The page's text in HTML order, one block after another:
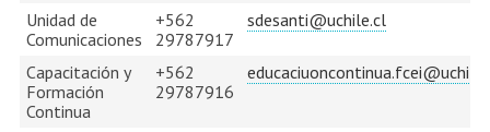
Unidad de
Comunicaciones
+562
29787917
sdesanti@uchile.cl
Capacitación y
Formación
Continua
+562
29787916